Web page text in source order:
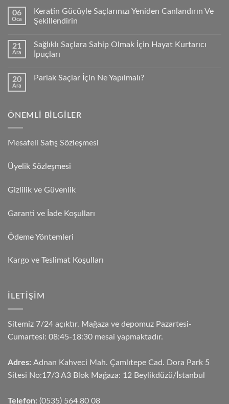
06
Oca
Keratin Gücüyle Saçlarınızı Yeniden Canlandırın Ve
Şekillendirin
21
Ara
Sağlıklı Saçlara Sahip Olmak İçin Hayat Kurtarıcı
İpuçları
20
Ara
Parlak Saçlar İçin Ne Yapılmalı?
ÖNEMLI BILGILER
Mesafeli Satış Sözleşmesi
Üyelik Sözleşmesi
Gizlilik ve Güvenlik
Garanti ve İade Koşulları
Ödeme Yöntemleri
Kargo ve Teslimat Koşulları
İLETIŞIM
Sitemiz 7/24 açıktır. Mağaza ve depomuz Pazartesi-
Cumartesi: 08:45-18:30 mesai yapmaktadır.
Adres: Adnan Kahveci Mah. Çamlıtepe Cad. Dora Park 5
Sitesi No:17/3 A3 Blok Mağaza: 12 Beylikdüzü/İstanbul
Telefon: (0535) 564 80 08